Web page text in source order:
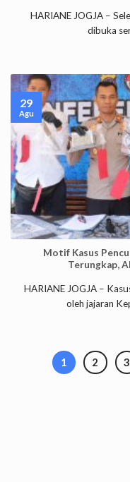
HARIANE JOGJA –
dibuka
Motif Kasus
Terungkap,
HARIANE JOGJA –
oleh jajaran
29
Agu
1 2 3